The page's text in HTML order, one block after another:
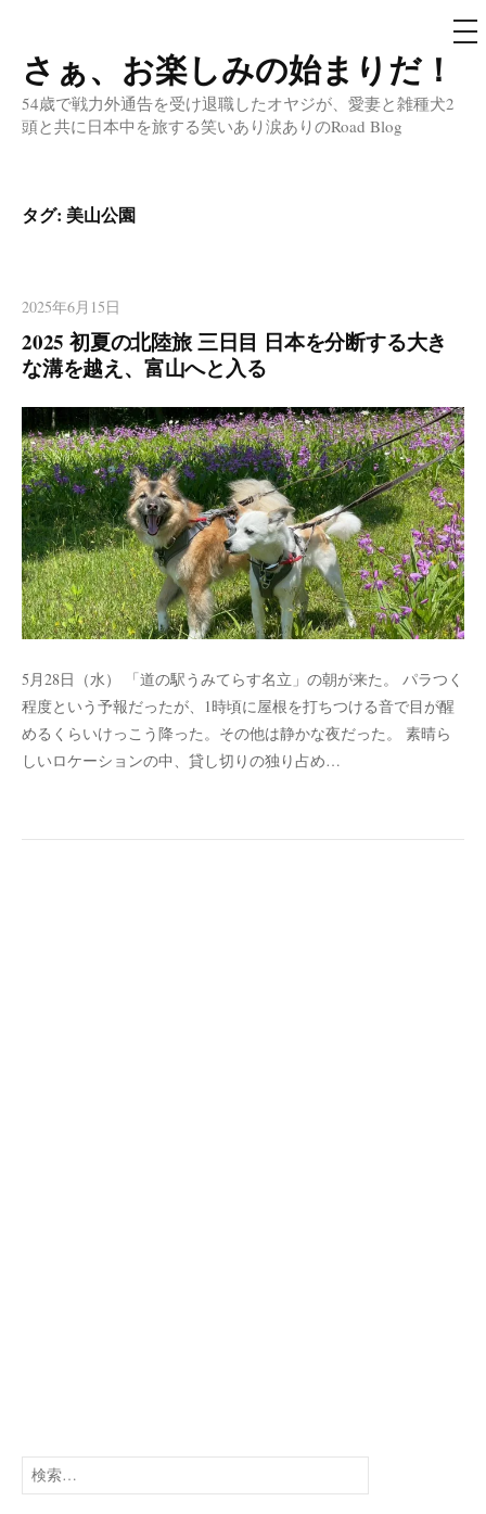
コ
ン
テ
へ
ッ
さぁ、お楽しみの始まりだ！
54歳で戦力外通告を受け退職したオヤジが、愛妻と雑種犬2
頭と共に日本中を旅する笑いあり涙ありのRoad Blog
メ
ニ
タグ: 美山公園
2025年6月15日
2025 初夏の北陸旅 三日目 日本を分断する大き
な溝を越え、富山へと入る
5月28日（水） 「道の駅うみてらす名立」の朝が来た。 パラつく
程度という予報だったが、1時頃に屋根を打ちつける音で目が醒
めるくらいけっこう降った。その他は静かな夜だった。 素晴ら
しいロケーションの中、貸し切りの独り占め…
検
索: